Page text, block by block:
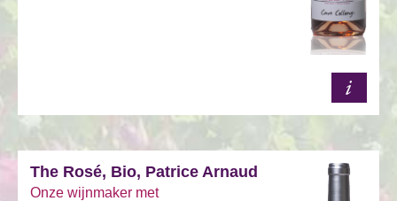
The Rosé, Bio, Patrice Arnaud
Onze wijnmaker met